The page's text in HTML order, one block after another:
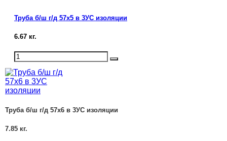
Труба б/ш г/д 57х5 в 3УС изоляции
6.67 кг.
Труба б/ш г/д 57х6 в 3УС изоляции
7.85 кг.